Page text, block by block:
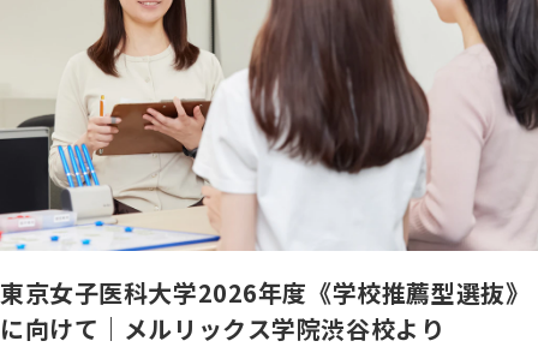
東京女子医科大学2026年度《学校推薦型選抜》
に向けて｜メルリックス学院渋谷校より